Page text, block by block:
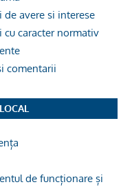
de avere si interese
cu caracter normativ
comentarii
de funcționare și